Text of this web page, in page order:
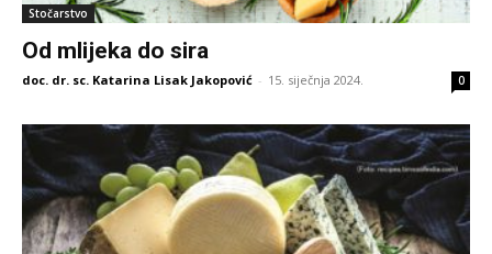
Stočarstvo
Od mlijeka do sira
doc. dr. sc. Katarina Lisak Jakopović - 15. siječnja 2024. 0